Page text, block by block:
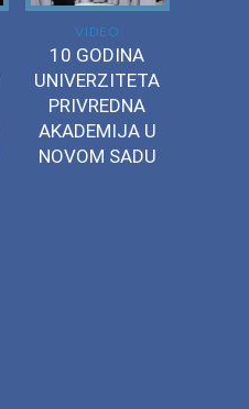
VIDEO
10 GODINA
UNIVERZITETA
PRIVREDNA
AKADEMIJA U
NOVOM SADU